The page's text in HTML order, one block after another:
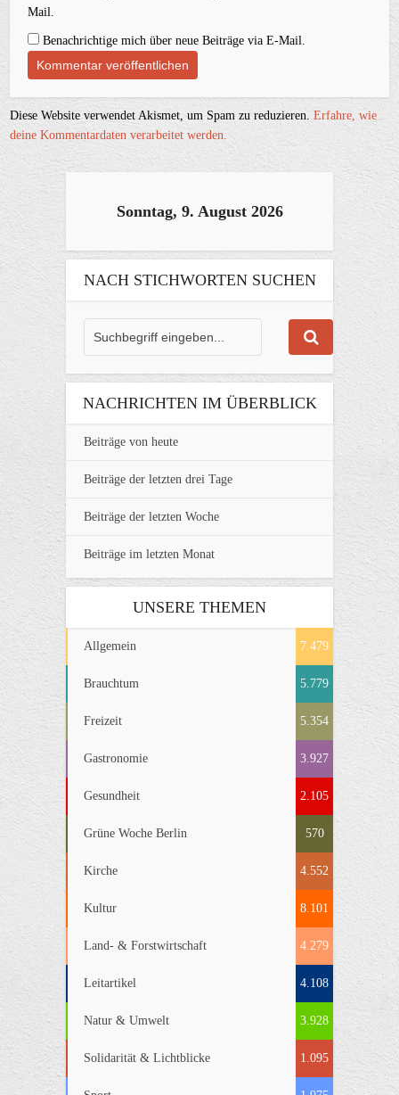
Mail.
Benachrichtige mich über neue Beiträge via E-Mail.
Diese Website verwendet Akismet, um Spam zu reduzieren.Erfahre, wie
deine Kommentardaten verarbeitet werden.
Sonntag, 9. August 2026
NACH STICHWORTEN SUCHEN
NACHRICHTEN IM ÜBERBLICK
Beiträge von heute
Beiträge der letzten drei Tage
Beiträge der letzten Woche
Beiträge im letzten Monat
UNSERE THEMEN
Allgemein 7.479
Brauchtum 5.779
Freizeit 5.354
Gastronomie 3.927
Gesundheit 2.105
Grüne Woche Berlin 570
Kirche 4.552
Kultur 8.101
Land- & Forstwirtschaft 4.279
Leitartikel 4.108
Natur & Umwelt 3.928
Solidarität & Lichtblicke 1.095